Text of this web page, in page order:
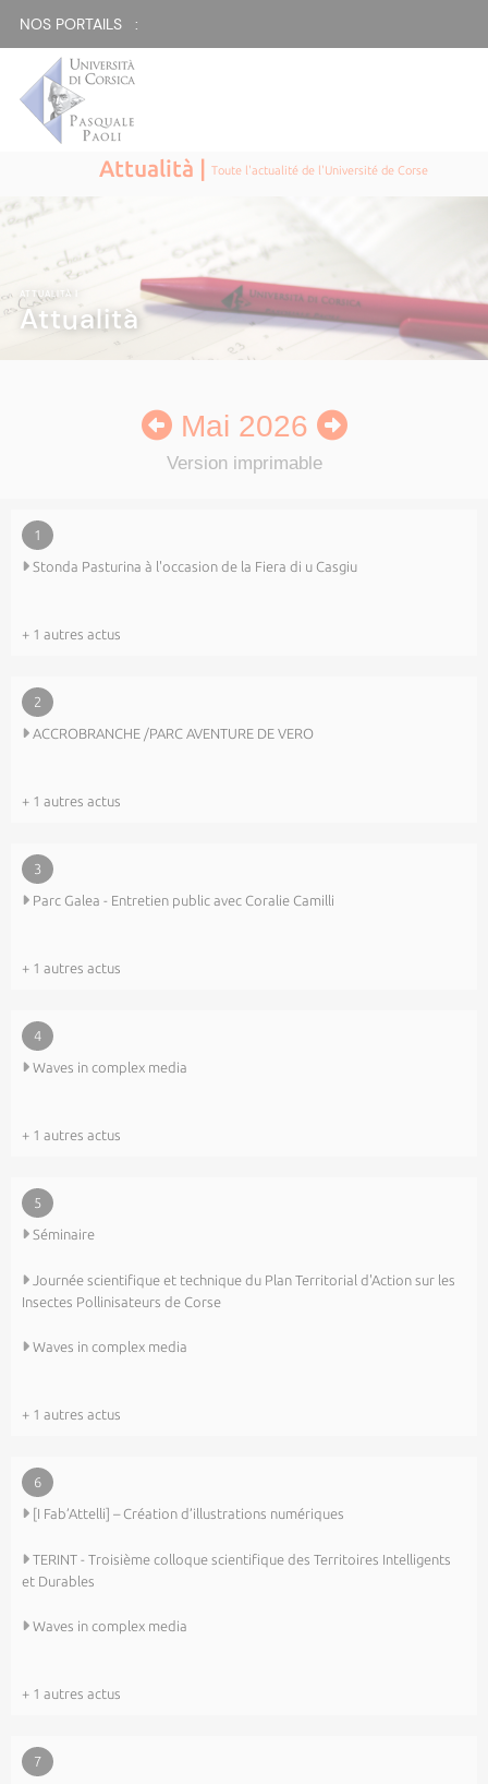
NOS PORTAILS :
Attualità |Toute l'actualité de l'Université de Corse
ATTUALITÀ
Attualità
Mai 2026
Version imprimable
1
Stonda Pasturina à l'occasion de la Fiera di u Casgiu
+ 1 autres actus
2
ACCROBRANCHE /PARC AVENTURE DE VERO
+ 1 autres actus
3
Parc Galea - Entretien public avec Coralie Camilli
+ 1 autres actus
4
Waves in complex media
+ 1 autres actus
5
Séminaire
Journée scientifique et technique du Plan Territorial d'Action sur les
Insectes Pollinisateurs de Corse
Waves in complex media
+ 1 autres actus
6
[I Fab’Attelli] – Création d’illustrations numériques
TERINT - Troisième colloque scientifique des Territoires Intelligents
et Durables
Waves in complex media
+ 1 autres actus
7